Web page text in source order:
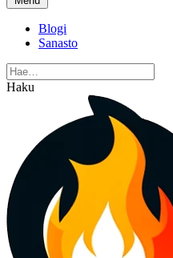
Blogi
Sanasto
Haku